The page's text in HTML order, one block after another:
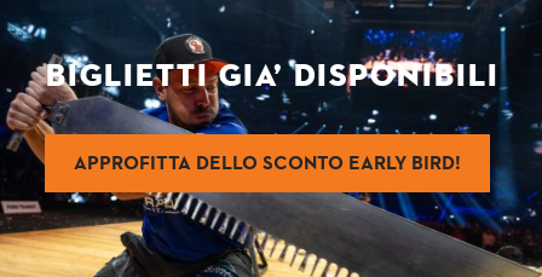
BIGLIETTI GIA’ DISPONIBILI
APPROFITTA DELLO SCONTO EARLY BIRD!
Il grande show inizierà venerdì 24 Ottobre, quando andrà in scena la
competizione a squadre: con ben 9 titoli mondiali all’attivo nonché